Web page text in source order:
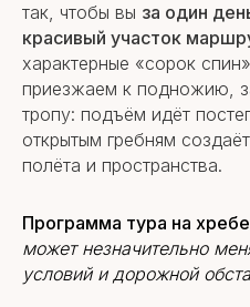
так, чтобы вы за один
красивый участок
характерные «сорок
приезжаем к подножию,
тропу: подъём идёт
открытым гребням
полёта и пространства.
Программа тура на
может незначительно
условий и дорожной